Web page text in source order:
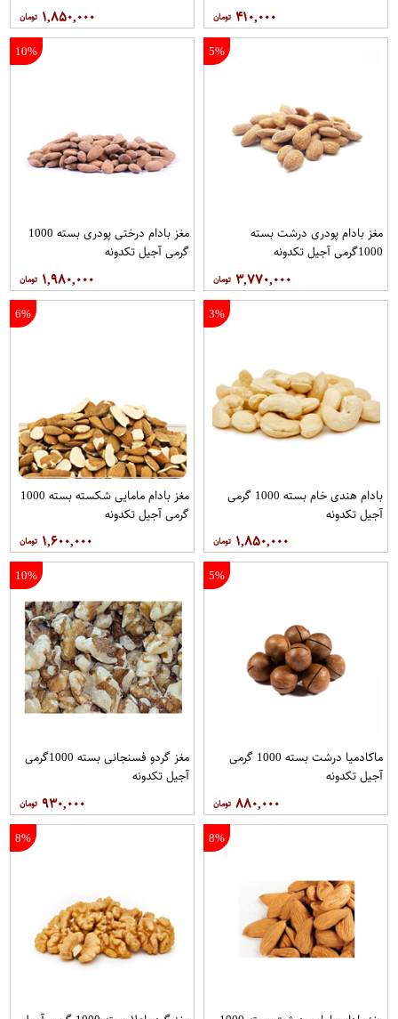
۴۱۰,۰۰۰ ۱,۸۵۰,۰۰۰
5%
مغز بادام پودری درشت بسته
1000گرمی آجیل تکدونه
۳,۷۷۰,۰۰۰
10%
مغز بادام درختی پودری بسته 1000
گرمی آجیل تکدونه
۱,۹۸۰,۰۰۰
3%
بادام هندی خام بسته 1000 گرمی
آجیل تکدونه
۱,۸۵۰,۰۰۰
6%
مغز بادام مامایی شکسته بسته 1000
گرمی آجیل تکدونه
۱,۶۰۰,۰۰۰
5%
ماکادمیا درشت بسته 1000 گرمی
آجیل تکدونه
۸۸۰,۰۰۰
10%
مغز گردو فسنجانی بسته 1000گرمی
آجیل تکدونه
۹۳۰,۰۰۰
8%
8%